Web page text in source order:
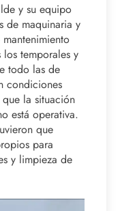
y su equipo
de maquinaria y
temporales y
todo las de
condiciones
la situación
está operativa.
que
para
y limpieza de